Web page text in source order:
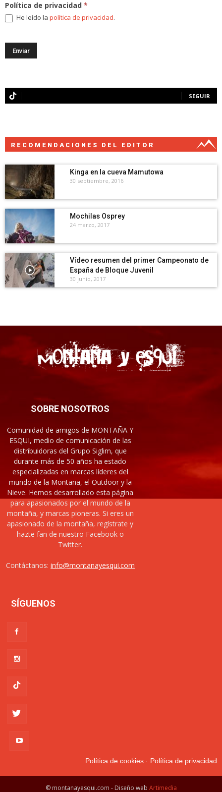
Política de privacidad *
He leído la política de privacidad.
SEGUIR
RECOMENDACIONES DEL EDITOR
Kinga en la cueva Mamutowa
30 septiembre, 2016
Mochilas Osprey
24 marzo, 2017
Vídeo resumen del primer Campeonato de
España de Bloque Juvenil
30 junio, 2017
SOBRE NOSOTROS
Comunidad de amigos de MONTAÑA Y
ESQUI, medio de comunicación de las
distribuidoras del Grupo Siglim, que
durante más de 50 años ha estado
especializadas en marcas líderes del
mundo de la Montaña, el Outdoor y la
Nieve. Hemos desarrollado esta página
para apasionados por el mundo de la
montaña, y marcas pioneras. Si eres un
apasionado de la montaña, regístrate y
hazte fan de nuestro Facebook o
Twitter.
Contáctanos: info@montanayesqui.com
SÍGUENOS
Política de cookies · Política de privacidad
© montanayesqui.com - Diseño web Artimedia